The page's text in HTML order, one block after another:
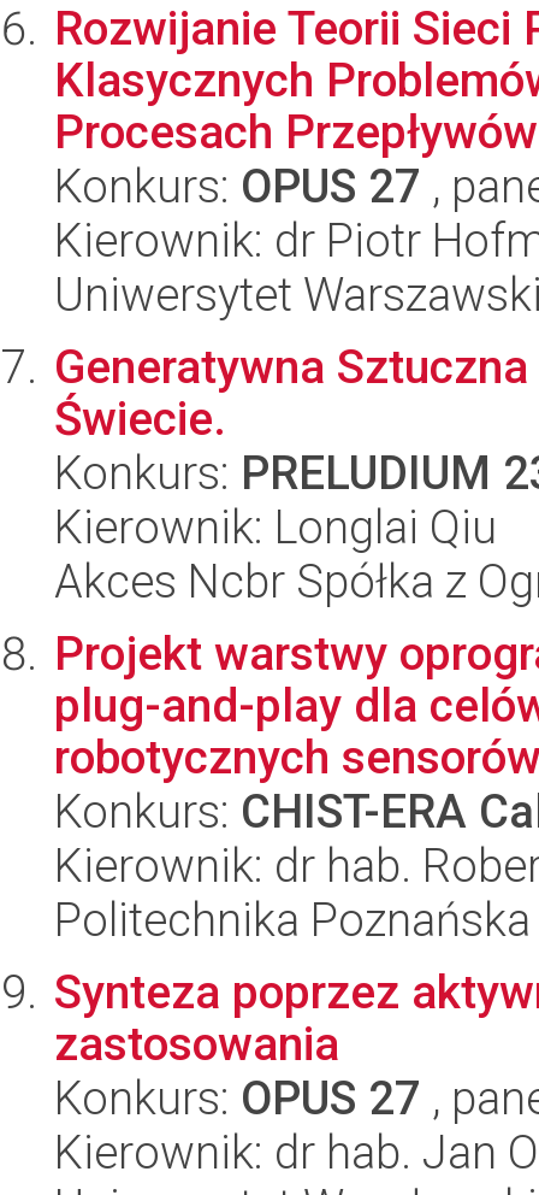
Rozwijanie Teorii Sieci
Klasycznych
Procesach
Konkurs: OPUS 27 ,
Kierownik: dr Piotr
Uniwersytet
Generatywna
Świecie.
Konkurs: PRELUDIUM
Kierownik: Longlai Qiu
Akces Ncbr Spółka z
Projekt warstwy
plug-and-play dla
robotycznych
Konkurs: CHIST-ERA
Kierownik: dr hab.
Politechnika Poznańska
Synteza poprzez
zastosowania
Konkurs: OPUS 27 ,
Kierownik: dr hab. Jan